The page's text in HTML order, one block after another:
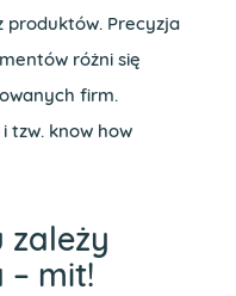
produktów. Precyzja
różni się
firm.
tzw. know how
zależy
– mit!